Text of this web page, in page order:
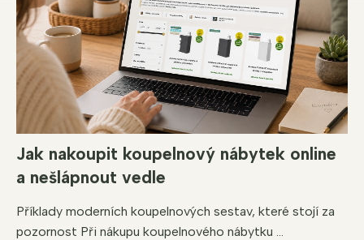
Jak nakoupit koupelnový nábytek online
a nešlápnout vedle
Příklady moderních koupelnových sestav, které stojí za
pozornost Při nákupu koupelnového nábytku ...